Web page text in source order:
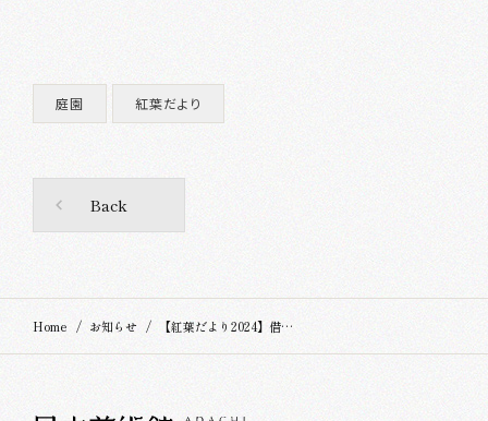
庭園 紅葉だより
Back
Home お知らせ 【紅葉だより2024】借景の山が黄色に染まりました